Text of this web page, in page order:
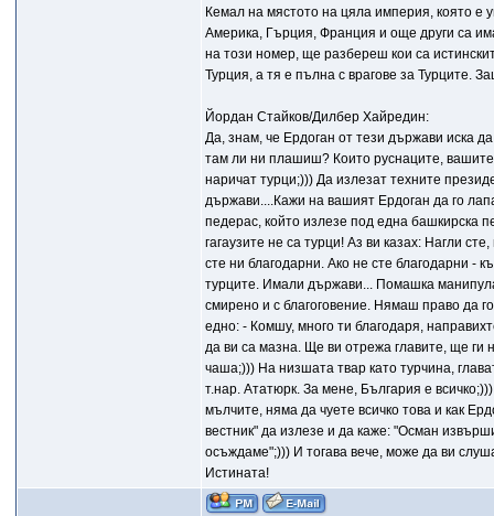
Кемал на мястото на цяла империя, която е
Америка, Гърция, Франция и още други са
на този номер, ще разбереш кои са
Турция, а тя е пълна с врагове за Турците.
Йордан Стайков/Дилбер Хайредин:
Да, знам, че Ердоган от тези държави иска
там ли ни плашиш? Които руснаците,
наричат турци;))) Да излезат техните
държави....Кажи на вашият Ердоган да го
педерас, който излезе под една башкирска
гагаузите не са турци! Аз ви казах: Нагли
сте ни благодарни. Ако не сте благодарни
турците. Имали държави... Помашка
смирено и с благоговение. Нямаш право да
едно: - Комшу, много ти благодаря,
да ви са мазна. Ще ви отрежа главите, ще ги
чаша;))) На низшата твар като турчина,
т.нар. Ататюрк. За мене, България е
мълчите, няма да чуете всичко това и как
вестник" да излезе и да каже: "Осман
осъждаме";))) И тогава вече, може да ви
Истината!